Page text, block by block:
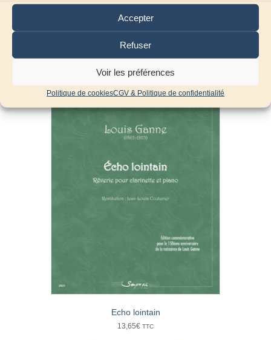
Accepter
Refuser
Voir les préférences
Politique de cookiesCGV & Politique de confidentialité
13,65€ TTC
Ajouter au panier
Echo lointain
13,65€ TTC